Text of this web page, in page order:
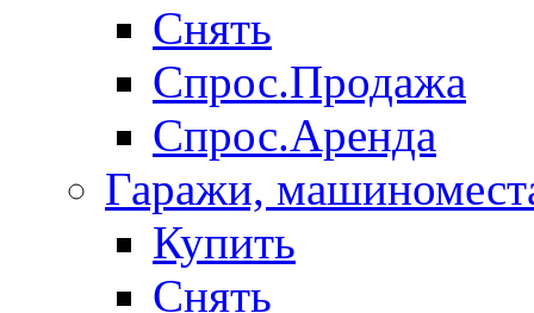
Снять
Спрос.Продажа
Спрос.Аренда
Гаражи,
Купить
Снять